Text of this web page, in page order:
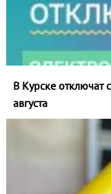
В Курске отключат
августа